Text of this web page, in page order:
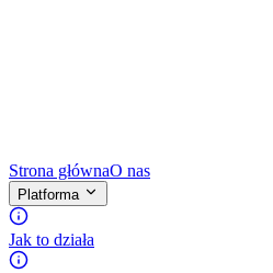
Strona głównaO nas
Platforma
Jak to działa